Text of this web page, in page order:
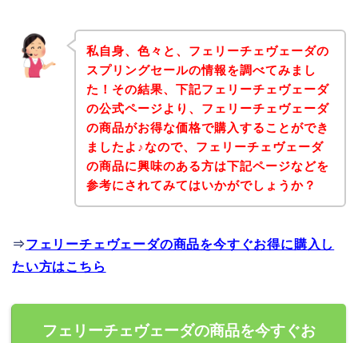
私自身、色々と、フェリーチェヴェーダの
スプリングセールの情報を調べてみまし
た！その結果、下記フェリーチェヴェーダ
の公式ページより、フェリーチェヴェーダ
の商品がお得な価格で購入することができ
ましたよ♪なので、フェリーチェヴェーダ
の商品に興味のある方は下記ページなどを
参考にされてみてはいかがでしょうか？
⇒フェリーチェヴェーダの商品を今すぐお得に購入し
たい方はこちら
フェリーチェヴェーダの商品を今すぐお